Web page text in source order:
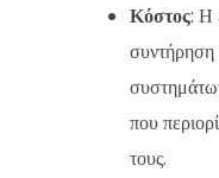
Κόστος: Η
που
τους.